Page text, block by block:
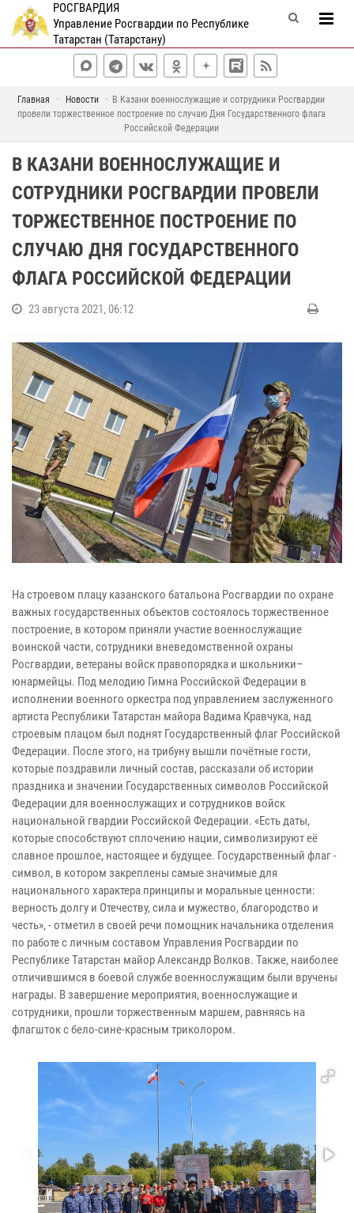
РОСГВАРДИЯ
Управление Росгвардии по Республике
Татарстан (Татарстану)
Главная Новости
В Казани военнослужащие и сотрудники Росгвардии
провели торжественное построение по случаю Дня Государственного флага
Российской Федерации
В КАЗАНИ ВОЕННОСЛУЖАЩИЕ И
СОТРУДНИКИ РОСГВАРДИИ ПРОВЕЛИ
ТОРЖЕСТВЕННОЕ ПОСТРОЕНИЕ ПО
СЛУЧАЮ ДНЯ ГОСУДАРСТВЕННОГО
ФЛАГА РОССИЙСКОЙ ФЕДЕРАЦИИ
23 августа 2021, 06:12
На строевом плацу казанского батальона Росгвардии по охране
важных государственных объектов состоялось торжественное
построение, в котором приняли участие военнослужащие
воинской части, сотрудники вневедомственной охраны
Росгвардии, ветераны войск правопорядка и школьники–
юнармейцы. Под мелодию Гимна Российской Федерации в
исполнении военного оркестра под управлением заслуженного
артиста Республики Татарстан майора Вадима Кравчука, над
строевым плацом был поднят Государственный флаг Российской
Федерации. После этого, на трибуну вышли почётные гости,
которые поздравили личный состав, рассказали об истории
праздника и значении Государственных символов Российской
Федерации для военнослужащих и сотрудников войск
национальной гвардии Российской Федерации. «Есть даты,
которые способствуют сплочению нации, символизируют её
славное прошлое, настоящее и будущее. Государственный флаг -
символ, в котором закреплены самые значимые для
национального характера принципы и моральные ценности:
верность долгу и Отечеству, сила и мужество, благородство и
честь», - отметил в своей речи помощник начальника отделения
по работе с личным составом Управления Росгвардии по
Республике Татарстан майор Александр Волков. Также, наиболее
отличившимся в боевой службе военнослужащим были вручены
награды. В завершение мероприятия, военнослужащие и
сотрудники, прошли торжественным маршем, равняясь на
флагшток с бело-сине-красным триколором.